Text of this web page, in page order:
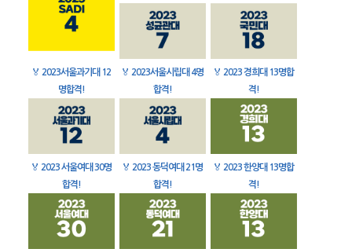
🏅 2023서울과기대 12
명합격!
🏅 2023서울시립대 4명
합격!
🏅 2023 경희대 13명합
격!
🏅 2023 서울여대 30명
합격!
🏅 2023 동덕여대 21명
합격!
🏅 2023 한양대 13명합
격!